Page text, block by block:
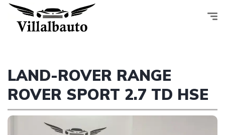
LAND-ROVER RANGE
ROVER SPORT 2.7 TD HSE